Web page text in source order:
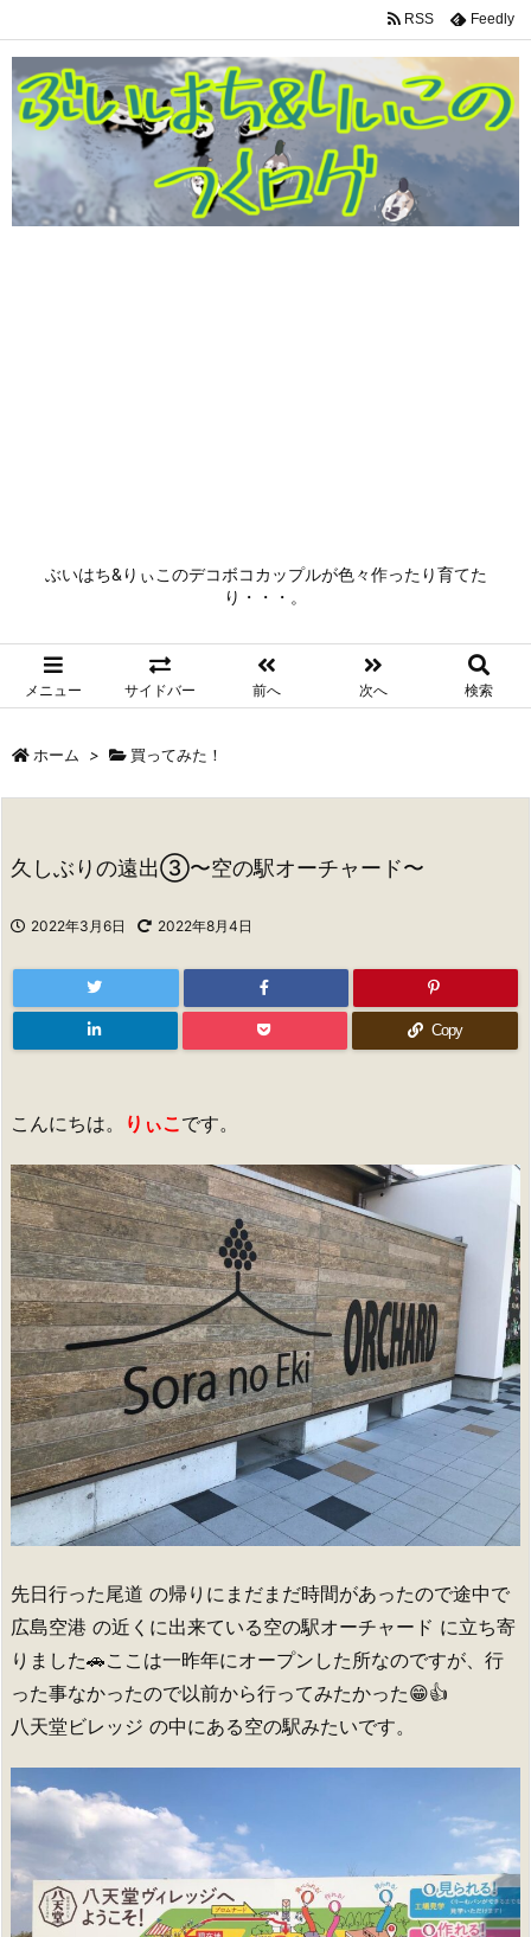
ぶいはち&りぃこのデコボコカップルが色々作ったり育てた
り・・・。
メニュー サイドバー 前へ 次へ 検索
RSS Feedly
ホーム > 買ってみた！
久しぶりの遠出③〜空の駅オーチャード〜
2022年3月6日 2022年8月4日
Copy
こんにちは。 りぃこ です。
先日行った尾道 の帰りにまだまだ時間があったので途中で
広島空港 の近くに出来ている空の駅オーチャード に立ち寄
りました🚗ここは一昨年にオープンした所なのですが、行
った事なかったので以前から行ってみたかった😁👍
八天堂ビレッジ の中にある空の駅みたいです。